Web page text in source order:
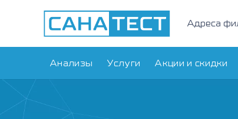
Адреса
Анализы Услуги Акции и скидки